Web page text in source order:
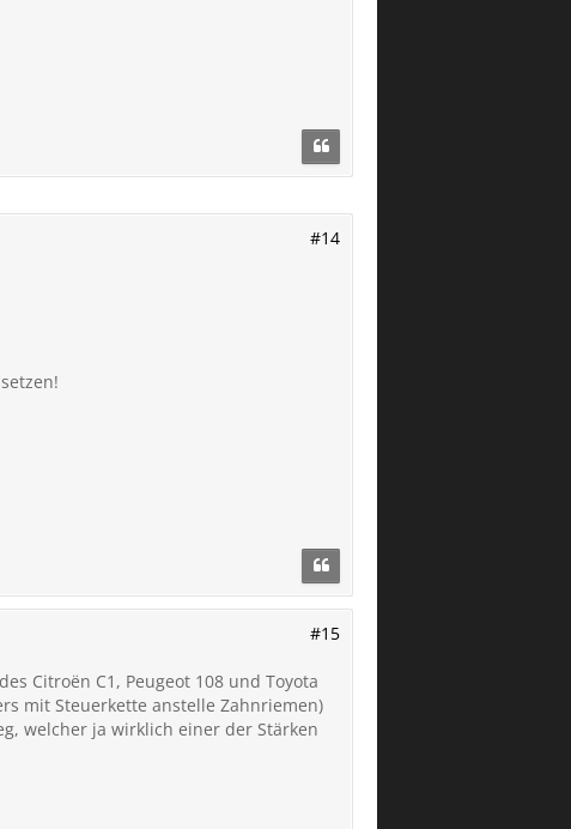
#14
#15
Citroën C1, Peugeot 108 und Toyota
mit Steuerkette anstelle Zahnriemen)
welcher ja wirklich einer der Stärken